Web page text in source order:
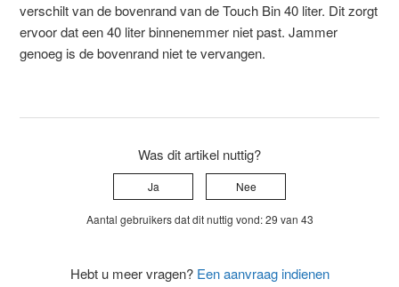
verschilt van de bovenrand van de Touch Bin 40 liter. Dit zorgt
ervoor dat een 40 liter binnenemmer niet past. Jammer
genoeg is de bovenrand niet te vervangen.
Was dit artikel nuttig?
Ja Nee
Aantal gebruikers dat dit nuttig vond: 29 van 43
Hebt u meer vragen? Een aanvraag indienen